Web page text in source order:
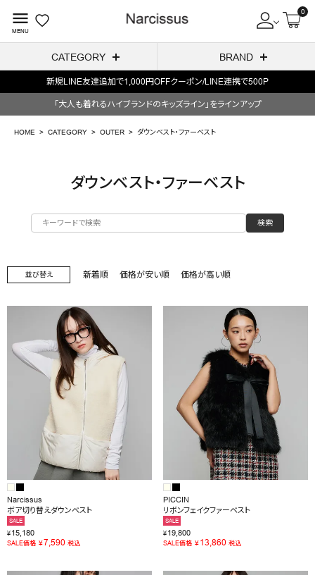
menu
MENU
0
CATEGORY BRAND
ようこそ ゲスト 様
search
NEW IN
BRAND
OUTLET
RANKING
RE STOCK
COMING SOON
TOPICS
JOURNAL
INFORMATION
RECRUIT
はじめてご利用の方へ
新規LINE友達追加で1,000円OFFクーポン/LINE連携で500P
「大人も着れるハイブランドのキッズライン」をラインアップ
HOME CATEGORY OUTER ダウンベスト・ファーベスト
ダウンベスト・ファーベスト
検索
並び替え 新着順 価格が安い順 価格が高い順
Narcissus
ボア切り替えダウンベスト
SALE
¥15,180
SALE価格 ¥7,590 税込
PICCIN
リボンフェイクファーベスト
SALE
¥19,800
SALE価格 ¥13,860 税込